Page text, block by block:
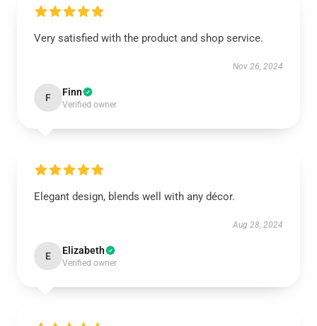
Very satisfied with the product and shop service.
Nov 26, 2024
F Finn
Verified owner
Elegant design, blends well with any décor.
Aug 28, 2024
E Elizabeth
Verified owner